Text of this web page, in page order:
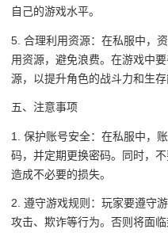
自己的游戏水平。
5. 合理利用资源：在私服中，
用资源，避免浪费。在游戏中
源，以提升角色的战斗力和生存
五、注意事项
1. 保护账号安全：在私服中，
码，并定期更换密码。同时，
造成不必要的损失。
2. 遵守游戏规则：玩家要遵守
攻击、欺诈等行为。否则将面临